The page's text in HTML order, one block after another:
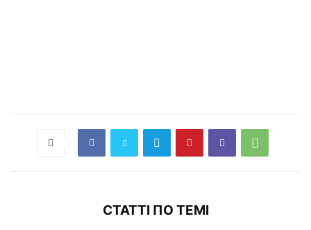
СТАТТІ ПО ТЕМІ